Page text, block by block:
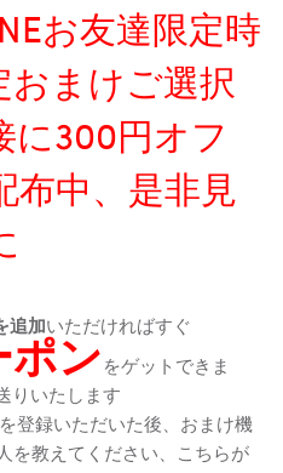
お友達限定時
おまけご選択
に300円オフ
布中、是非見
追加いただければすぐ
ンをゲットできま
りいたします
登録いただいた後、おまけ機
を教えてください、こちらが